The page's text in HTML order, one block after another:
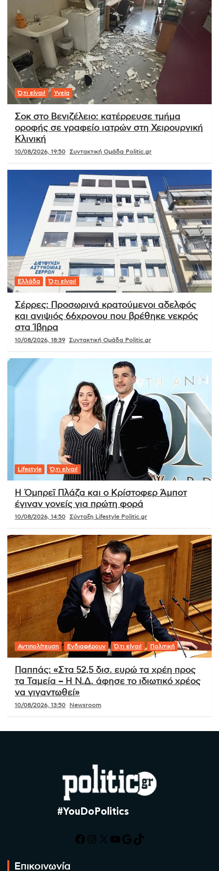
Ό,τι είναι! Υγεία
Σοκ στο Βενιζέλειο: κατέρρευσε τμήμα
οροφής σε γραφείο ιατρών στη Χειρουργική
Κλινική
10/08/2026, 19:50 Συντακτική Ομάδα Politic.gr
Ελλάδα Ό,τι είναι!
Σέρρες: Προσωρινά κρατούμενοι αδελφός
και ανιψιός 66χρονου που βρέθηκε νεκρός
στα Ίβηρα
10/08/2026, 18:39 Συντακτική Ομάδα Politic.gr
Lifestyle Ό,τι είναι!
Η Όμπρεϊ Πλάζα και ο Κρίστοφερ Άμποτ
έγιναν γονείς για πρώτη φορά
10/08/2026, 14:50 Σύνταξη Lifestyle Politic.gr
Αντιπολίτευση Ενδιαφέρουν Ό,τι είναι! Πολιτική
Παππάς: «Στα 52,5 δισ. ευρώ τα χρέη προς
τα Ταμεία – Η Ν.Δ. άφησε το ιδιωτικό χρέος
να γιγαντωθεί»
10/08/2026, 13:50 Newsroom
#YouDoPolitics
Facebook
Instagram
X YouTube
Google
TikTok
Επικοινωνία